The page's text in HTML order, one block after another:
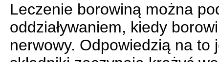
Leczenie borowiną można
oddziaływaniem, kiedy
nerwowy. Odpowiedzią na